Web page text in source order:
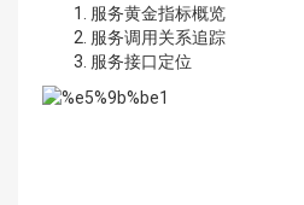
服务黄金指标概览
服务调用关系追踪
服务接口定位